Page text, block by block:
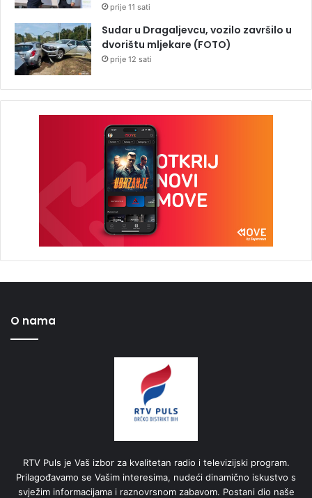
prije 11 sati
Sudar u Dragaljevcu, vozilo završilo u
dvorištu mljekare (FOTO)
prije 12 sati
O nama
RTV Puls je Vaš izbor za kvalitetan radio i televizijski program.
Prilagođavamo se Vašim interesima, nudeći dinamično iskustvo s
svježim informacijama i raznovrsnom zabavom. Postani dio naše